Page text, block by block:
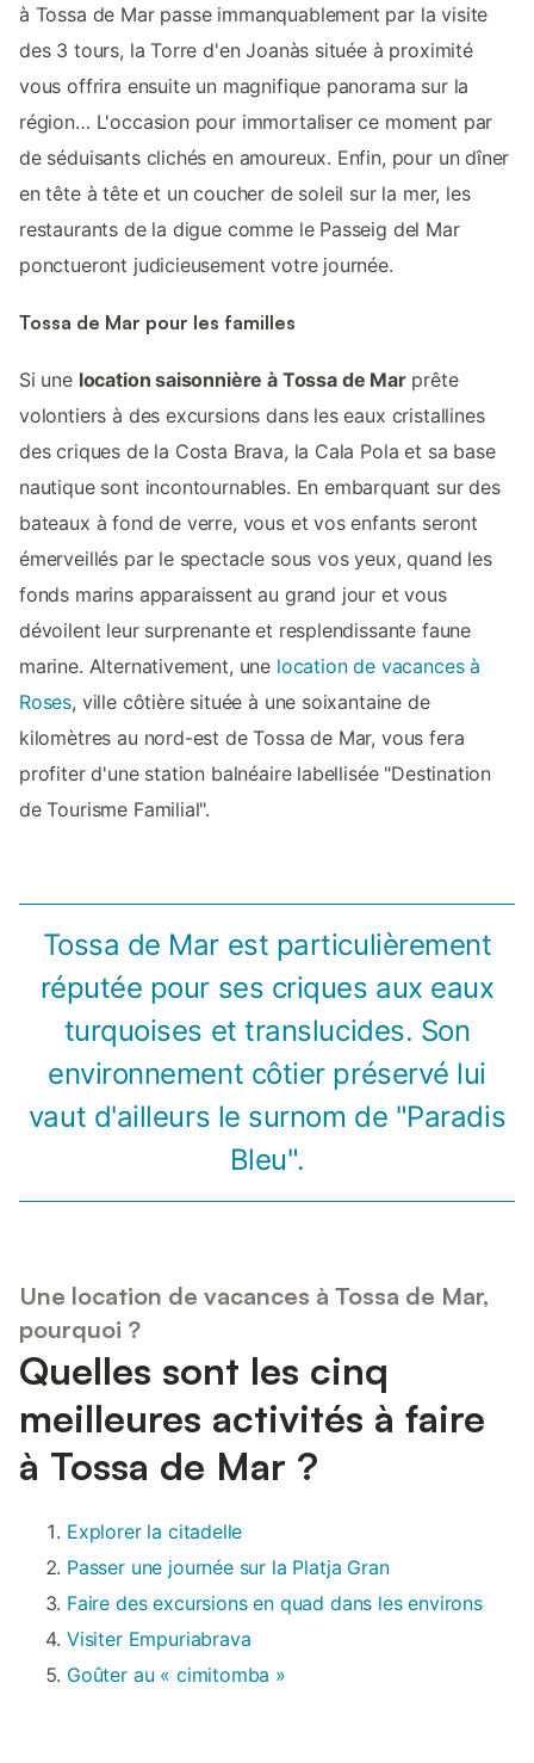
à Tossa de Mar passe immanquablement par la visite
des 3 tours, la Torre d'en Joanàs située à proximité
vous offrira ensuite un magnifique panorama sur la
région… L'occasion pour immortaliser ce moment par
de séduisants clichés en amoureux. Enfin, pour un dîner
en tête à tête et un coucher de soleil sur la mer, les
restaurants de la digue comme le Passeig del Mar
ponctueront judicieusement votre journée.
Tossa de Mar pour les familles
Si une location saisonnière à Tossa de Marprête
volontiers à des excursions dans les eaux cristallines
des criques de la Costa Brava, la Cala Pola et sa base
nautique sont incontournables. En embarquant sur des
bateaux à fond de verre, vous et vos enfants seront
émerveillés par le spectacle sous vos yeux, quand les
fonds marins apparaissent au grand jour et vous
dévoilent leur surprenante et resplendissante faune
marine. Alternativement, une location de vacances à
Roses, ville côtière située à une soixantaine de
kilomètres au nord-est de Tossa de Mar, vous fera
profiter d'une station balnéaire labellisée "Destination
de Tourisme Familial".
Tossa de Mar est particulièrement
réputée pour ses criques aux eaux
turquoises et translucides. Son
environnement côtier préservé lui
vaut d'ailleurs le surnom de "Paradis
Bleu".
Une location de vacances à Tossa de Mar,
pourquoi ?
Quelles sont les cinq
meilleures activités à faire
à Tossa de Mar ?
Explorer la citadelle
Passer une journée sur la Platja Gran
Faire des excursions en quad dans les environs
Visiter Empuriabrava
Goûter au « cimitomba »